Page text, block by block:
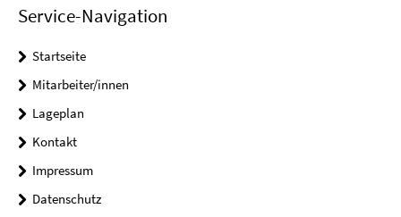
Service-Navigation
Startseite
Mitarbeiter/innen
Lageplan
Kontakt
Impressum
Datenschutz